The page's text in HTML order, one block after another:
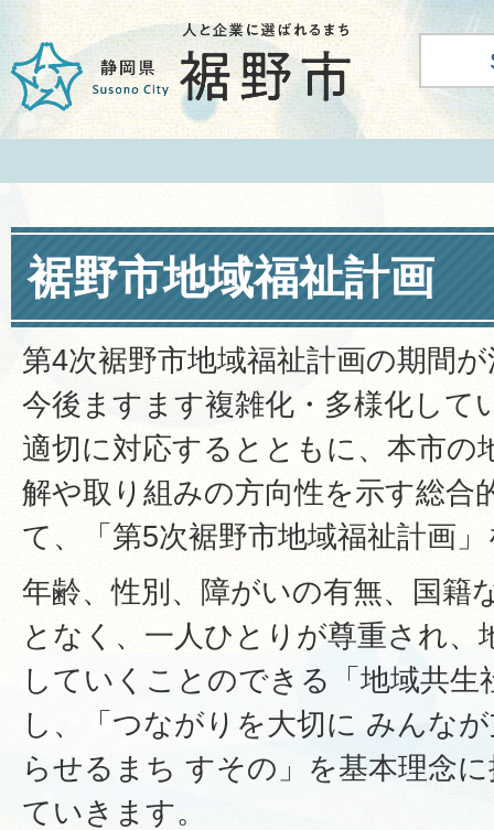
裾野市地域福祉計画
第4次裾野市地域福祉計画の期間
今後ますます複雑化・多様化して
適切に対応するとともに、本市の
解や取り組みの方向性を示す総合
て、「第5次裾野市地域福祉計画
年齢、性別、障がいの有無、国籍
となく、一人ひとりが尊重され、
していくことのできる「地域共生
し、「つながりを大切に みんな
らせるまち すその」を基本理念
ていきます。